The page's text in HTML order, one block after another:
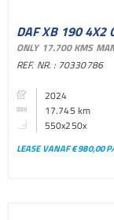
DAF XB 190 4X2
BAKWAGEN
REF. NR. : 70330786
2024
17.745 km
550x250x
LEASE VANAF € 980,00